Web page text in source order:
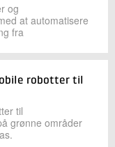
og
at automatisere
fra
robotter til
til
grønne områder